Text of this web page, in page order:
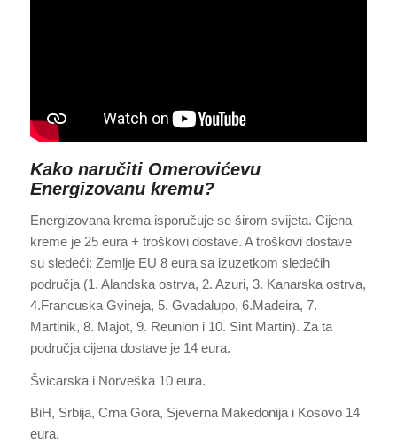
Kako naručiti Omerovićevu
Energizovanu kremu?
Energizovana krema isporučuje se širom svijeta. Cijena
kreme je 25 eura + troškovi dostave. A troškovi dostave
su sledeći: Zemlje EU 8 eura sa izuzetkom sledećih
područja (1. Alandska ostrva, 2. Azuri, 3. Kanarska ostrva,
4.Francuska Gvineja, 5. Gvadalupo, 6.Madeira, 7.
Martinik, 8. Majot, 9. Reunion i 10. Sint Martin). Za ta
područja cijena dostave je 14 eura.
Švicarska i Norveška 10 eura.
BiH, Srbija, Crna Gora, Sjeverna Makedonija i Kosovo 14
eura.